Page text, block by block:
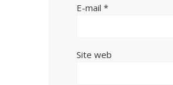
E-mail*
Site web